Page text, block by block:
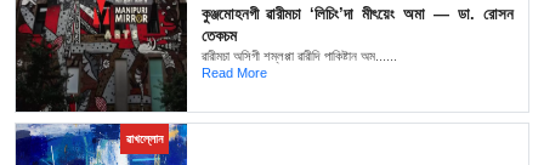
কুঞ্জমোহনগী ৱারীমচা ‘লিচিং’দা মীৎয়েং অমা — ডা. রোসন
তেকচম
ৱারীমচা অসিগী শম্লপ্পা ৱারীদি পাকিষ্টান অম......
Read More
ৱাখল্লোন